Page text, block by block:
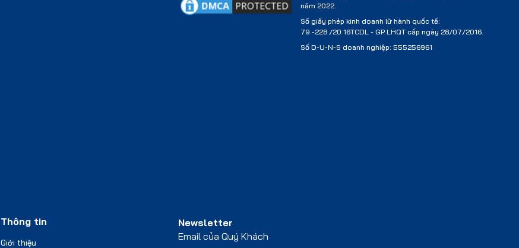
năm 2022.
Số giấy phép kinh doanh lữ hành quốc tế:
79 -228 /20 16TCDL - GP LHQT cấp ngày 28/07/2016.
Số D-U-N-S doanh nghiệp: 555256961
Thông tin
Giới thiệu
Newsletter
Email của Quý Khách